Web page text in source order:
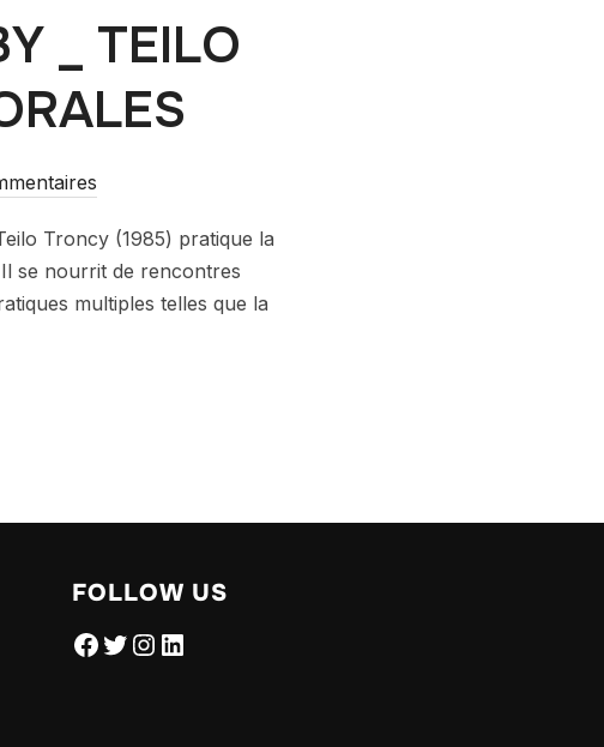
_ TEILO
Troncy (1985) pratique la
se nourrit de rencontres
multiples telles que la
FOLLOW US
Facebook
Twitter
Instagram
LinkedIn